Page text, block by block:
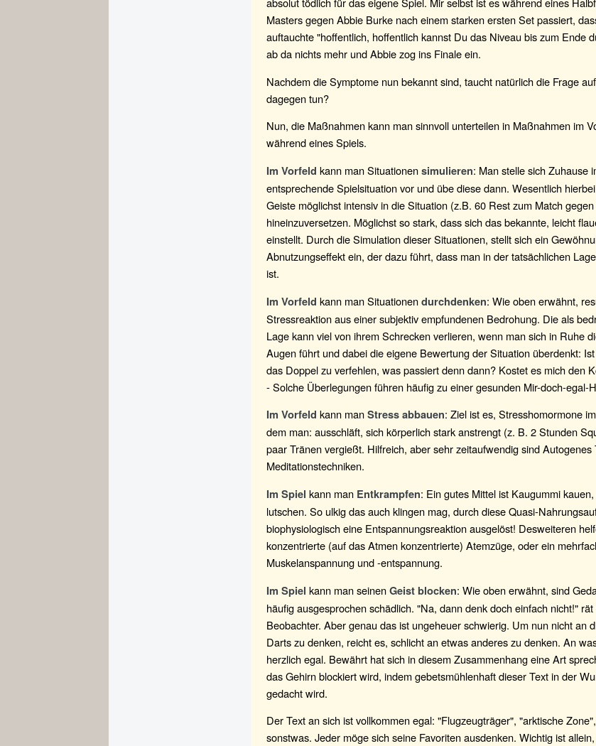
Masters gegen Abbie Burke nach einem starken ersten Set passiert,
auftauchte "hoffentlich, hoffentlich kannst Du das Niveau bis zum Ende
ab da nichts mehr und Abbie zog ins Finale ein.
Nachdem die Symptome nun bekannt sind, taucht natürlich die Frage
dagegen tun?
Nun, die Maßnahmen kann man sinnvoll unterteilen in Maßnahmen im
während eines Spiels.
Im Vorfeld kann man Situationensimulieren: Man stelle sich Zuhause
entsprechende Spielsituation vor und übe diese dann. Wesentlich
Geiste möglichst intensiv in die Situation (z.B. 60 Rest zum Match
hineinzuversetzen. Möglichst so stark, dass sich das bekannte, leicht
einstellt. Durch die Simulation dieser Situationen, stellt sich ein
Abnutzungseffekt ein, der dazu führt, dass man in der tatsächlichen
ist.
Im Vorfeld kann man Situationendurchdenken: Wie oben erwähnt,
Stressreaktion aus einer subjektiv empfundenen Bedrohung. Die als
Lage kann viel von ihrem Schrecken verlieren, wenn man sich in Ruhe
Augen führt und dabei die eigene Bewertung der Situation überdenkt:
das Doppel zu verfehlen, was passiert denn dann? Kostet es mich den
- Solche Überlegungen führen häufig zu einer gesunden Mir-doch-egal-
Im Vorfeld kann manStress abbauen: Ziel ist es, Stresshomormone
dem man: ausschläft, sich körperlich stark anstrengt (z. B. 2 Stunden
paar Tränen vergießt. Hilfreich, aber sehr zeitaufwendig sind Autogenes
Meditationstechniken.
Im Spiel kann man Entkrampfen: Ein gutes Mittel ist Kaugummi
lutschen. So ulkig das auch klingen mag, durch diese Quasi-
biophysiologisch eine Entspannungsreaktion ausgelöst! Desweiteren
konzentrierte (auf das Atmen konzentrierte) Atemzüge, oder ein
Muskelanspannung und -entspannung.
Im Spiel kann man seinenGeist blocken: Wie oben erwähnt, sind
häufig ausgesprochen schädlich. "Na, dann denk doch einfach nicht!"
Beobachter. Aber genau das ist ungeheuer schwierig. Um nun nicht an
Darts zu denken, reicht es, schlicht an etwas anderes zu denken. An
herzlich egal. Bewährt hat sich in diesem Zusammenhang eine Art
das Gehirn blockiert wird, indem gebetsmühlenhaft dieser Text in der
gedacht wird.
Der Text an sich ist vollkommen egal: "Flugzeugträger", "arktische
sonstwas. Jeder möge sich seine Favoriten ausdenken. Wichtig ist